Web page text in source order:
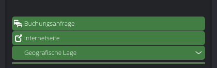
Buchungsanfrage
Internetseite
Geografische Lage